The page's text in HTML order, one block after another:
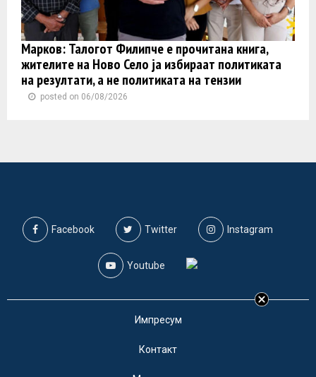
Марков: Талогот Филипче е прочитана книга,
жителите на Ново Село ја избираат политиката
на резултати, а не политиката на тензии
posted on 06/08/2026
Facebook Twitter Instagram
Youtube
Импресум
Контакт